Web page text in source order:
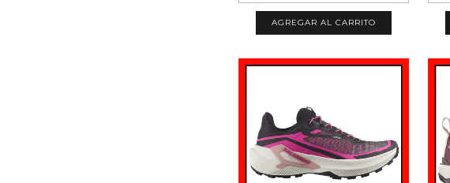
AGREGAR AL CARRITO